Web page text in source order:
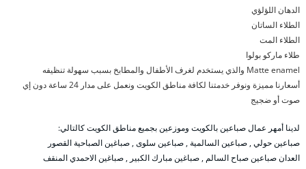
الدهان اللؤلؤي
الطلاء الساتان
الطلاء المت
طلاء ماركو بولوا
Matte enamel والذي يستخدم لغرف الأطفال والمطابخ بسبب سهولة تنظيفه
أسعارنا مميزة ونوفر خدمتنا لكافة مناطق الكويت ونعمل على مدار 24 ساعة دون إي
صوت أو ضجيج
لدينا أمهر عمال صباعين بالكويت وموزعين بجميع مناطق الكويت كالتالي:
صباعين حولي , صباعين السالمية , صباعين سلوى , صباغين الصباحية القصور
العدان صباعين صباح السالم , صباغين مبارك الكبير , صباغين الاحمدي المنقف